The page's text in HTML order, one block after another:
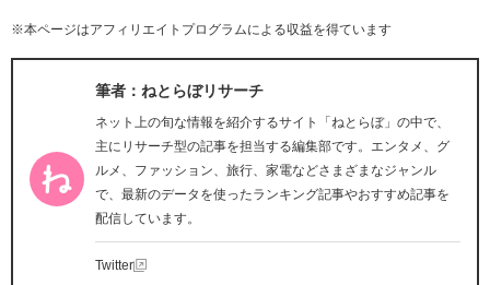
※本ページはアフィリエイトプログラムによる収益を得ています
筆者：ねとらぼリサーチ
ネット上の旬な情報を紹介するサイト「ねとらぼ」の中で、
主にリサーチ型の記事を担当する編集部です。エンタメ、グ
ルメ、ファッション、旅行、家電などさまざまなジャンル
で、最新のデータを使ったランキング記事やおすすめ記事を
配信しています。
Twitter